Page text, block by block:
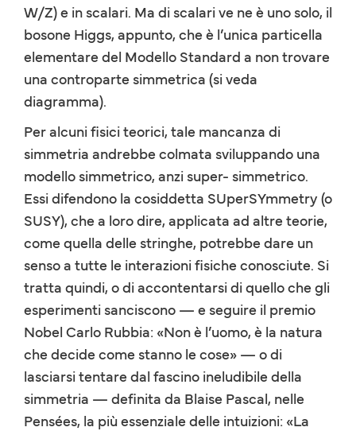
W/Z) e in scalari. Ma di scalari ve ne è uno solo, il
bosone Higgs, appunto, che è l’unica particella
elementare del Modello Standard a non trovare
una controparte simmetrica (si veda
diagramma).
Per alcuni fisici teorici, tale mancanza di
simmetria andrebbe colmata sviluppando una
modello simmetrico, anzi super- simmetrico.
Essi difendono la cosiddetta SUperSYmmetry (o
SUSY), che a loro dire, applicata ad altre teorie,
come quella delle stringhe, potrebbe dare un
senso a tutte le interazioni fisiche conosciute. Si
tratta quindi, o di accontentarsi di quello che gli
esperimenti sanciscono — e seguire il premio
Nobel Carlo Rubbia: «Non è l’uomo, è la natura
che decide come stanno le cose» — o di
lasciarsi tentare dal fascino ineludibile della
simmetria — definita da Blaise Pascal, nelle
Pensées, la più essenziale delle intuizioni: «La